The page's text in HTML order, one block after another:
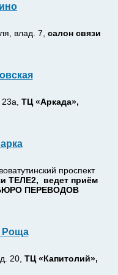
влад. 7, салон связи
ТЦ «Аркада»,
проспект
ТЕЛЕ2, ведет приём
БЮРО ПЕРЕВОДОВ
Роща
20, ТЦ «Капитолий»,